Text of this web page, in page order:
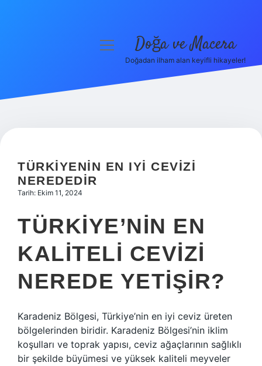
Hakkımızda
menüyü Doğa ve Macera
Doğadan ilham alan keyifli hikayeler!
TÜRKIYENIN EN IYI CEVIZI
NEREDEDIR
Tarih: Ekim 11, 2024
TÜRKIYE’NIN EN
KALITELI CEVIZI
NEREDE YETIŞIR?
Karadeniz Bölgesi, Türkiye’nin en iyi ceviz üreten
bölgelerinden biridir. Karadeniz Bölgesi’nin iklim
koşulları ve toprak yapısı, ceviz ağaçlarının sağlıklı
bir şekilde büyümesi ve yüksek kaliteli meyveler